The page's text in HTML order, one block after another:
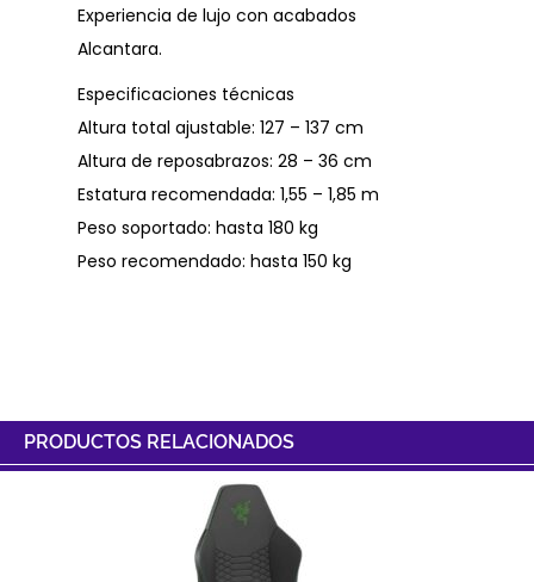
Experiencia de lujo con acabados
Alcantara.
Especificaciones técnicas
Altura total ajustable: 127 – 137 cm
Altura de reposabrazos: 28 – 36 cm
Estatura recomendada: 1,55 – 1,85 m
Peso soportado: hasta 180 kg
Peso recomendado: hasta 150 kg
PRODUCTOS RELACIONADOS